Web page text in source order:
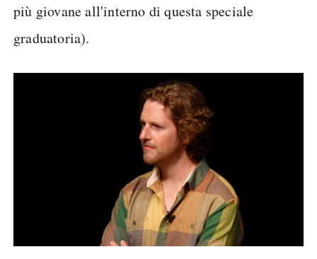
più giovane all'interno di questa speciale
graduatoria).